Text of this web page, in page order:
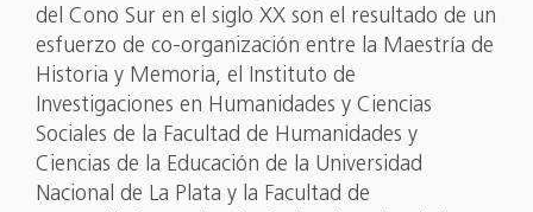
del Cono Sur en el siglo XX son el resultado de un
esfuerzo de co-organización entre la Maestría de
Historia y Memoria, el Instituto de
Investigaciones en Humanidades y Ciencias
Sociales de la Facultad de Humanidades y
Ciencias de la Educación de la Universidad
Nacional de La Plata y la Facultad de